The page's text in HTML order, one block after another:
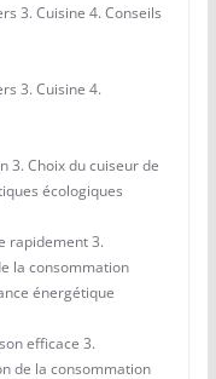
3. Cuisine 4. Conseils
3. Cuisine 4.
3. Choix du cuiseur de
écologiques
rapidement 3.
la consommation
énergétique
efficace 3.
de la consommation